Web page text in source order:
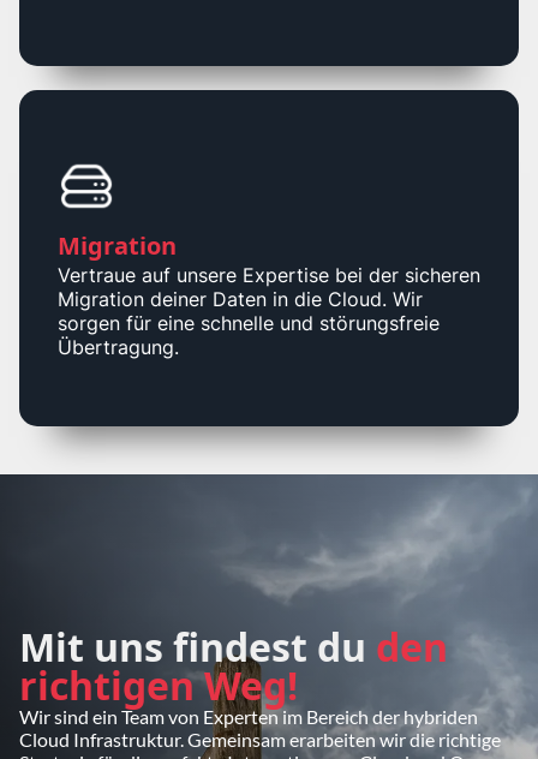
Migration
Vertraue auf unsere Expertise bei der sicheren
Migration deiner Daten in die Cloud. Wir
sorgen für eine schnelle und störungsfreie
Übertragung.
Mit uns findest du den
richtigen Weg!
Wir sind ein Team von Experten im Bereich der hybriden
Cloud Infrastruktur. Gemeinsam erarbeiten wir die richtige